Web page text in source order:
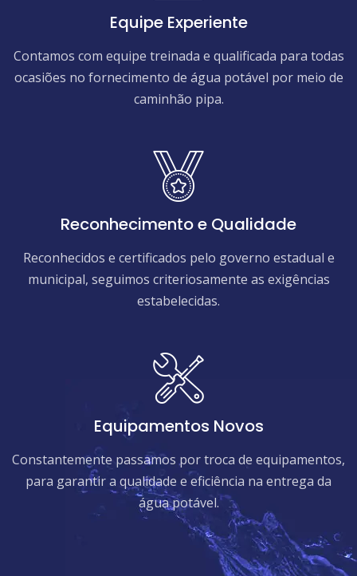
Equipe Experiente
Contamos com equipe treinada e qualificada para todas
ocasiões no fornecimento de água potável por meio de
caminhão pipa.
Reconhecimento e Qualidade
Reconhecidos e certificados pelo governo estadual e
municipal, seguimos criteriosamente as exigências
estabelecidas.
Equipamentos Novos
Constantemente passamos por troca de equipamentos,
para garantir a qualidade e eficiência na entrega da
água potável.